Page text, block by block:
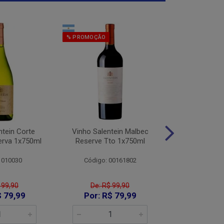
Corte
1x750ml
99,90
79,99
% PROMOÇÃO
Vinho Salentein Malbec
Reserve Tto 1x750ml
Código: 00161802
De: R$ 99,90
Por: R$ 79,99